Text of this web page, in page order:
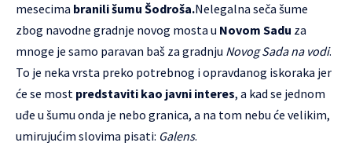
mesecima branili šumu Šodroša.Nelegalna seča šume
zbog navodne gradnje novog mosta u Novom Sadu za
mnoge je samo paravan baš za gradnju Novog Sada na vodi.
To je neka vrsta preko potrebnog i opravdanog iskoraka jer
će se most predstaviti kao javni interes, a kad se jednom
uđe u šumu onda je nebo granica, a na tom nebu će velikim,
umirujućim slovima pisati: Galens.